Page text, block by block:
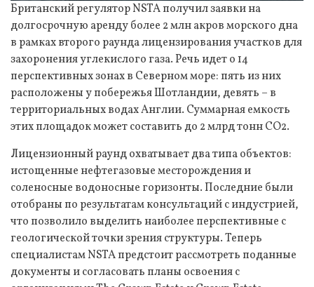
Британский регулятор NSTA получил заявки на
долгосрочную аренду более 2 млн акров морского дна
в рамках второго раунда лицензирования участков для
захоронения углекислого газа. Речь идет о 14
перспективных зонах в Северном море: пять из них
расположены у побережья Шотландии, девять – в
территориальных водах Англии. Суммарная емкость
этих площадок может составить до 2 млрд тонн CO2.
Лицензионный раунд охватывает два типа объектов:
истощенные нефтегазовые месторождения и
соленосные водоносные горизонты. Последние были
отобраны по результатам консультаций с индустрией,
что позволило выделить наиболее перспективные с
геологической точки зрения структуры. Теперь
специалистам NSTA предстоит рассмотреть поданные
документы и согласовать планы освоения с